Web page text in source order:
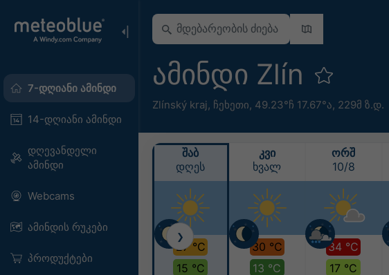
7-დღიანი ამინდი
14-დღიანი ამინდი
დღევანდელი
ამინდი
Webcams
ამინდის რუკები
პროდუქტები
ამინდი Zlín
Zlínský kraj, ჩეხეთი, 49.23°ჩ 17.67°ა, 229მ ზ.დ.
ᲨᲐᲑ
დღეს
27 °C
15 °C
ᲙᲕᲘ
ხვალ
30 °C
13 °C
ᲝᲠᲨ
10/8
34 °C
17 °C
❯